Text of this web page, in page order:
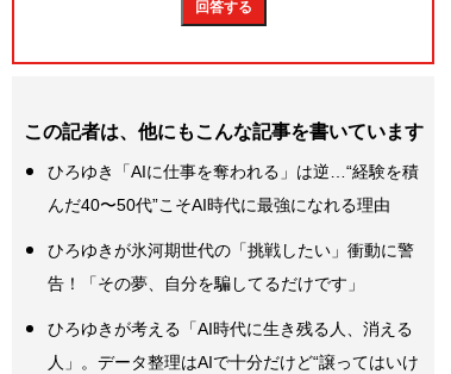
この記者は、他にもこんな記事を書いています
ひろゆき「AIに仕事を奪われる」は逆…“経験を積
んだ40〜50代”こそAI時代に最強になれる理由
ひろゆきが氷河期世代の「挑戦したい」衝動に警
告！「その夢、自分を騙してるだけです」
ひろゆきが考える「AI時代に生き残る人、消える
人」。データ整理はAIで十分だけど“譲ってはいけ